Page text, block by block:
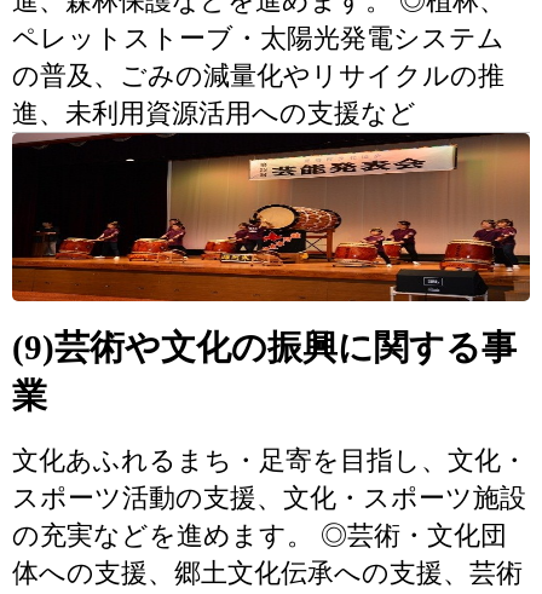
ペレットストーブ・太陽光発電システム
の普及、ごみの減量化やリサイクルの推
進、未利用資源活用への支援など
(9)芸術や文化の振興に関する事
業
文化あふれるまち・足寄を目指し、文化・
スポーツ活動の支援、文化・スポーツ施設
の充実などを進めます。 ◎芸術・文化団
体への支援、郷土文化伝承への支援、芸術